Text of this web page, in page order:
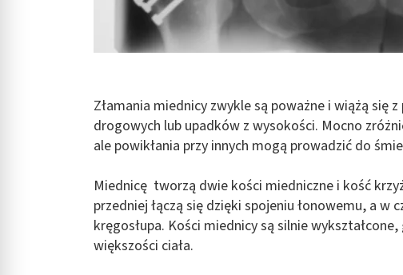
Złamania miednicy zwykle są poważne i wiążą się
drogowych lub upadków z wysokości. Mocno
ale powikłania przy innych mogą prowadzić do
Miednicę tworzą dwie kości miedniczne i kość
przedniej łączą się dzięki spojeniu łonowemu, a w
kręgosłupa. Kości miednicy są silnie
większości ciała.